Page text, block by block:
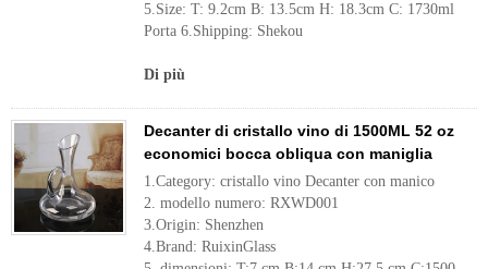
5.Size: T: 9.2cm B: 13.5cm H: 18.3cm C: 1730ml
Porta 6.Shipping: Shekou
Di più
Decanter di cristallo vino di 1500ML 52 oz
economici bocca obliqua con maniglia
1.Category: cristallo vino Decanter con manico
2. modello numero: RXWD001
3.Origin: Shenzhen
4.Brand: RuixinGlass